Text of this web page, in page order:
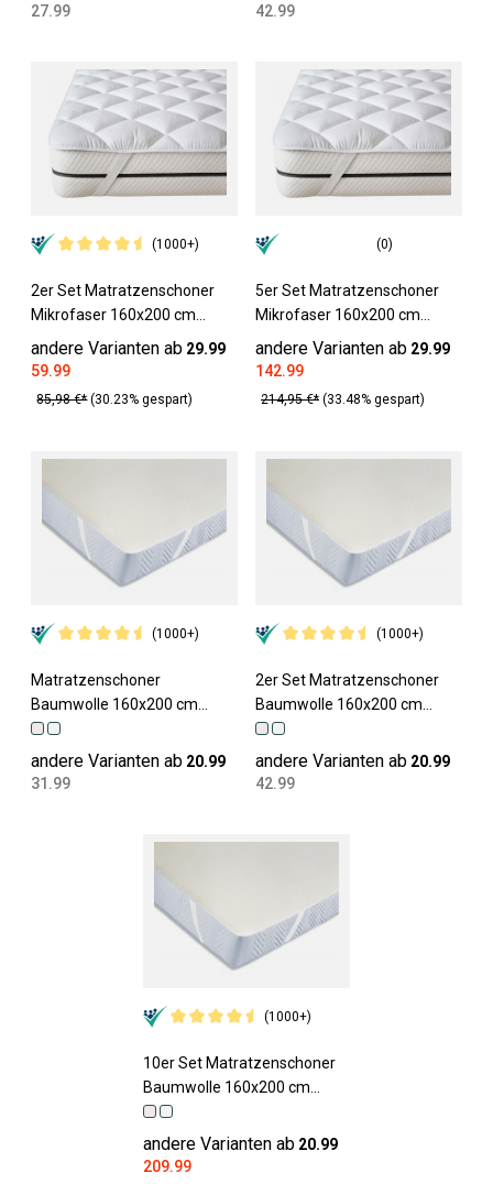
27.99
42.99
(1000+)
2er Set Matratzenschoner
Mikrofaser 160x200 cm
Matratzenhöhe bis 30 cm
andere Varianten ab 29.99
59.99
85,98 €* (30.23% gespart)
(0)
5er Set Matratzenschoner
Mikrofaser 160x200 cm
Matratzenhöhe bis 30 cm
andere Varianten ab 29.99
142.99
214,95 €* (33.48% gespart)
(1000+)
Matratzenschoner
Baumwolle 160x200 cm
Höhe bis 28 cm
andere Varianten ab 20.99
31.99
(1000+)
2er Set Matratzenschoner
Baumwolle 160x200 cm
Höhe bis 28 cm
andere Varianten ab 20.99
42.99
(1000+)
10er Set Matratzenschoner
Baumwolle 160x200 cm
Matratzenhöhe bis 28 cm
andere Varianten ab 20.99
209.99